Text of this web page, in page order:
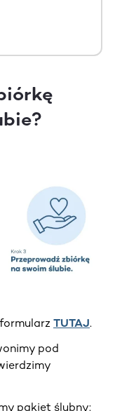
TUTAJ.
pod
pakiet ślubny: